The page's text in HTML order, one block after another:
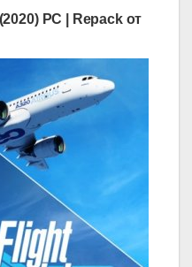
PC | Repack от